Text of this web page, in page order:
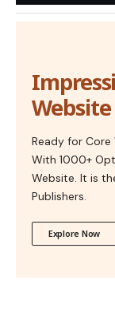
Ready for
With 1000+
Website. It is
Publishers.
Explore Now